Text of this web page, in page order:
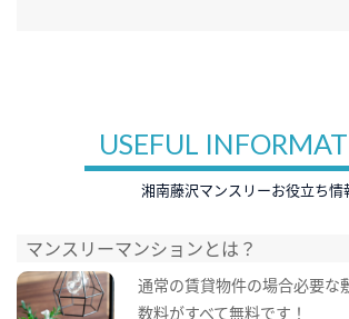
USEFUL
湘南藤沢マンスリーお役立ち情
マンスリーマンションとは？
通常の賃貸物件の場合必要な
数料がすべて無料です！